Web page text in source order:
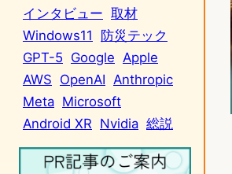
インタビュー 取材
Windows11
防災テック
GPT-5 Google Apple
AWS OpenAI Anthropic
Meta Microsoft
Android XR Nvidia 総説